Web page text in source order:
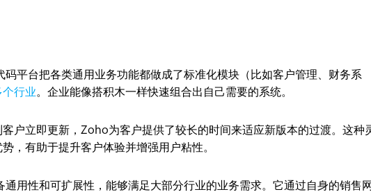
平台把各类通用业务功能都做成了标准化模块（比如客户管理、财务系
个行业。企业能像搭积木一样快速组合出自己需要的系统。
户立即更新，Zoho为客户提供了较长的时间来适应新版本的过渡。这种
，有助于提升客户体验并增强用户粘性。
用性和可扩展性，能够满足大部分行业的业务需求。它通过自身的销售